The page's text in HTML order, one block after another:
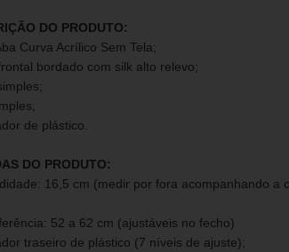
DO PRODUTO:
Curva Acrílico Sem Tela;
bordado com silk alto relevo;
de plástico.
DO PRODUTO:
16,5 cm (medir por fora acompanhando a
52 a 62 cm (ajustáveis no fecho)
traseiro de plástico (7 níveis de ajuste);